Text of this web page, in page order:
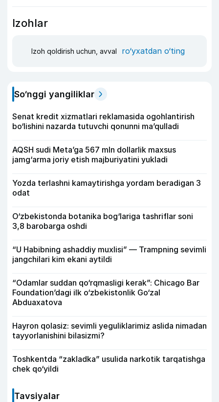
Izohlar
Izoh qoldirish uchun, avval ro‘yxatdan o‘ting
So‘nggi yangiliklar
Senat kredit xizmatlari reklamasida ogohlantirish
bo‘lishini nazarda tutuvchi qonunni ma’qulladi
AQSH sudi Meta’ga 567 mln dollarlik maxsus
jamg‘arma joriy etish majburiyatini yukladi
Yozda terlashni kamaytirishga yordam beradigan 3
odat
O‘zbekistonda botanika bog‘lariga tashriflar soni
3,8 barobarga oshdi
“U Habibning ashaddiy muxlisi” — Trampning sevimli
jangchilari kim ekani aytildi
“Odamlar suddan qo‘rqmasligi kerak”: Chicago Bar
Foundation’dagi ilk o‘zbekistonlik Go‘zal
Abduaxatova
Hayron qolasiz: sevimli yeguliklarimiz aslida nimadan
tayyorlanishini bilasizmi?
Toshkentda “zakladka” usulida narkotik tarqatishga
chek qo‘yildi
Tavsiyalar